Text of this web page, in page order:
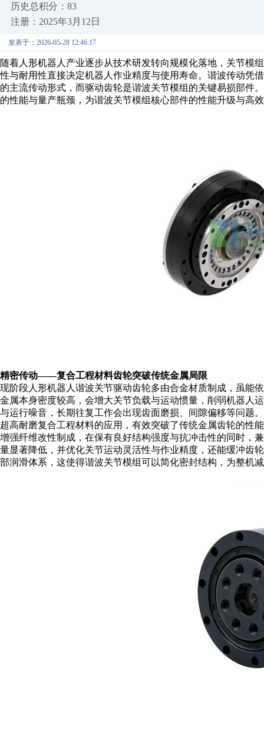
历史总积分：83
注册：2025年3月12日
发表于：2026-05-28 12:46:17
随着人形机器人产业逐步从技术研发转向规模化落地，关节模组
性与耐用性直接决定机器人作业精度与使用寿命。谐波传动凭
的主流传动形式，而驱动齿轮是谐波关节模组的关键易损部件。
的性能与量产瓶颈，为谐波关节模组核心部件的性能升级与高效
精密传动——复合工程材料齿轮突破传统金属局限
现阶段人形机器人谐波关节驱动齿轮多由合金材质制成 ，虽能
金属本身密度较高，会增大关节负载与运动惯量，削弱机器人
与运行噪音，长期往复工作会出现齿面磨损、间隙偏移等问题。
超高耐磨复合工程材料的应用，有效突破了传统金属齿轮的性
增强纤维改性制成，在保有良好结构强度与抗冲击性的同时，
量显著降低， 并优化关节运动灵活性与作业精度 ，还能缓冲齿
部润滑体系，这使得谐波关节模组可以简化密封结构，为整机